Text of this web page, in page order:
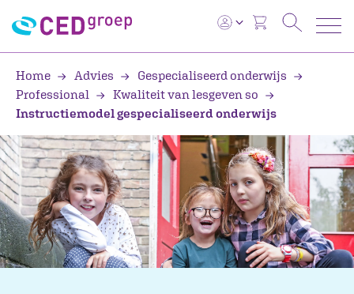
Home Advies
Gespecialiseerd onderwijs
Professional
Kwaliteit van lesgeven so
Instructiemodel gespecialiseerd onderwijs